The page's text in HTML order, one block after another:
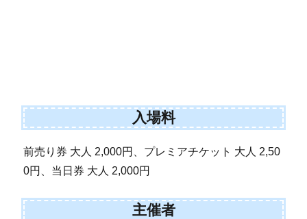
入場料
前売り券 大人 2,000円、プレミアチケット 大人 2,50
0円、当日券 大人 2,000円
主催者